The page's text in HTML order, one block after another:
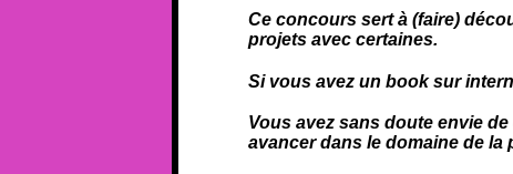
Ce concours sert à (faire)
projets avec certaines.
Si vous avez un book sur
Vous avez sans doute envie
avancer dans le domaine de la